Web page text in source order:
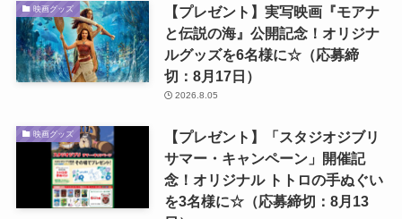
映画グッズ
【プレゼント】実写映画『モアナ
と伝説の海』公開記念！オリジナ
ルグッズを6名様に☆（応募締
切：8月17日）
2026.8.05
映画グッズ
【プレゼント】「スタジオジブリ
サマー・キャンペーン」開催記
念！オリジナル トトロの手ぬぐい
を3名様に☆（応募締切：8月13